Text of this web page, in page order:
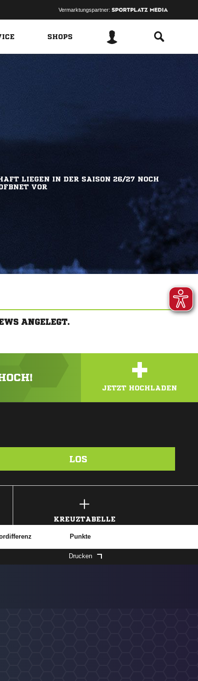
Vermarktungspartner:
SHOPS
LIEGEN IN DER SAISON 26/27 NOCH
VOR
ANGELEGT.
+
JETZT HOCHLADEN
LOS
KREUZTABELLE
Punkte
Drucken